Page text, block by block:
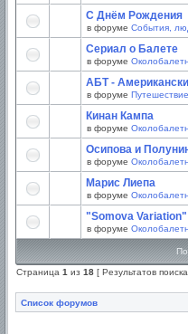
С Днём Рождения
в форуме События,
Сериал о Балете
в форуме
АБТ -
в форуме
Кинан Кампа
в форуме
Осипова и
в форуме
Марис Лиепа
в форуме
"Somova Variation"
в форуме
Страница 1 из 18 [ Результатов
Список форумов